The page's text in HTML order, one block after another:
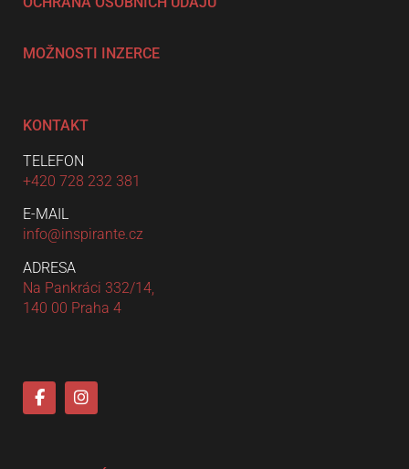
MOŽNOSTI INZERCE
KONTAKT
TELEFON
+420 728 232 381
E-MAIL
info@inspirante.cz
ADRESA
Na Pankráci 332/14,
140 00 Praha 4